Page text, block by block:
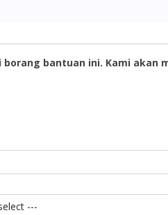
bantuan ini. Kami akan